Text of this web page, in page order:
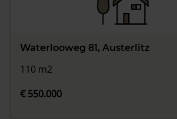
Waterlooweg 81, Austerlitz
110 m2
€ 550.000